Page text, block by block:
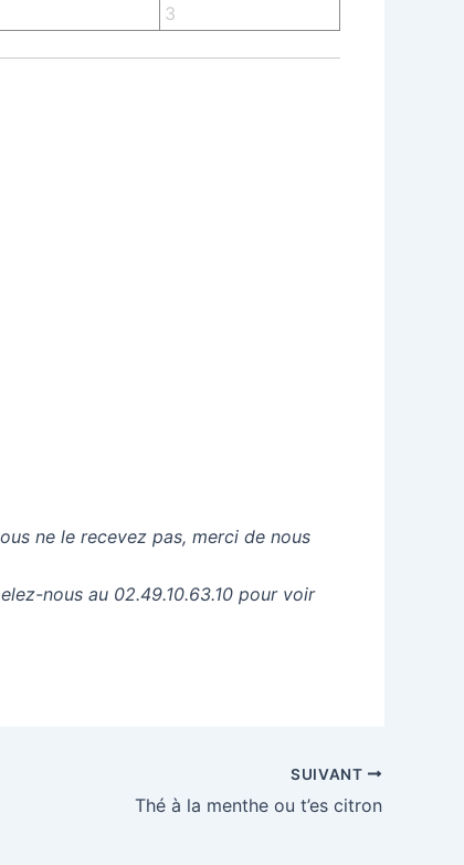
3
ne le recevez pas, merci de nous
nous au 02.49.10.63.10 pour voir
SUIVANT
Thé à la menthe ou t’es citron